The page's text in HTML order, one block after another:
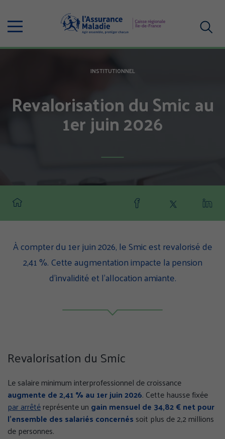
au
contenu
Menu
Votre
INSTITUTIONNEL
Revalorisation du Smic au
1er juin 2026
Partager
cette
sur
Facebook
(nouvelle
fenêtre)
Partager
cette
sur
Twitter
(nouvelle
fenêtre)
cette
sur
À compter du 1er juin 2026, le Smic est revalorisé de
2,41 %. Cette augmentation impacte la pension
d’invalidité et l’allocation amiante.
Revalorisation du Smic
Le salaire minimum interprofessionnel de croissance
augmente de 2,41 % au 1er juin 2026. Cette hausse fixée
par arrêtéreprésente un gain mensuel de 34,82 € net pour
l’ensemble des salariés concernés soit plus de 2,2 millions
de personnes.